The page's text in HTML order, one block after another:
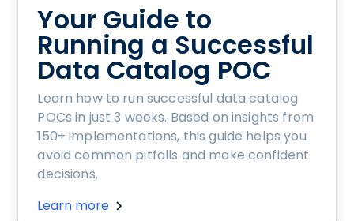
Your Guide to
Running a Successful
Data Catalog POC
Learn how to run successful data catalog
POCs in just 3 weeks. Based on insights from
150+ implementations, this guide helps you
avoid common pitfalls and make confident
decisions.
Learn more